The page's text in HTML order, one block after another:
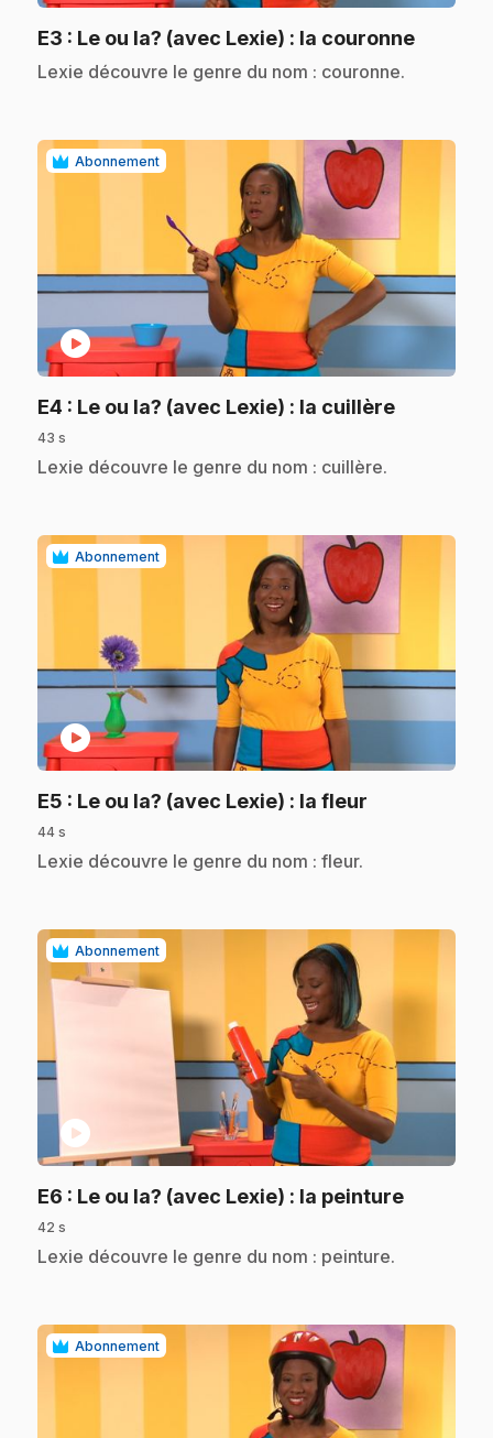
E3 : Le ou la? (avec Lexie) : la couronne.
.Lexie découvre le genre du nom : couronne.
Abonnement
play_circle
E4 : Le ou la? (avec Lexie) : la cuillère.
43 s
.Lexie découvre le genre du nom : cuillère.
Abonnement
play_circle
E5 : Le ou la? (avec Lexie) : la fleur
44 s
.Lexie découvre le genre du nom : fleur.
Abonnement
play_circle
E6 : Le ou la? (avec Lexie) : la peinture.
42 s
.Lexie découvre le genre du nom : peinture.
Abonnement